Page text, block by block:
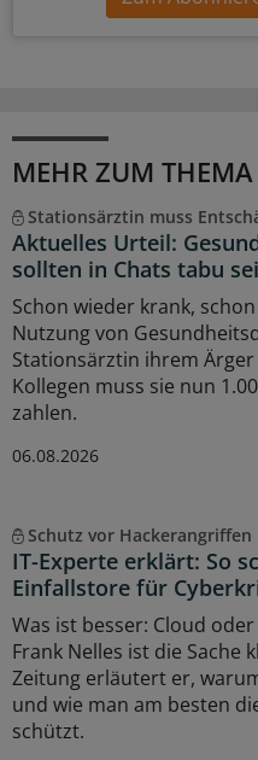
MEHR ZUM THEMA
Stationsärztin muss
Aktuelles Urteil:
sollten in Chats tabu
Schon wieder krank,
Nutzung von
Stationsärztin ihrem
Kollegen muss sie nun
zahlen.
06.08.2026
Schutz vor Hackerangriffen
IT-Experte erklärt: So
Einfallstore für
Was ist besser: Cloud
Frank Nelles ist die Sache
Zeitung erläutert er,
und wie man am besten
schützt.